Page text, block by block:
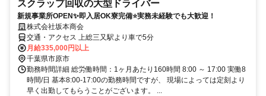
スクラップ回収の大型ドライバー
新規事業所OPEN✨即入居OK寮完備⭐実務未経験でも大歓迎！
株式会社坂本商会
交通・アクセス 上総三又駅より車で5分
月給335,000円以上
千葉県市原市
勤務時間詳細 総労働時間：1ヶ月あたり160時間 8:00 ～ 17:00 実働8
時間/日 基本8:00-17:00の勤務時間ですが、 現場によっては定刻より
早く出勤してもらうことがございます。 ...